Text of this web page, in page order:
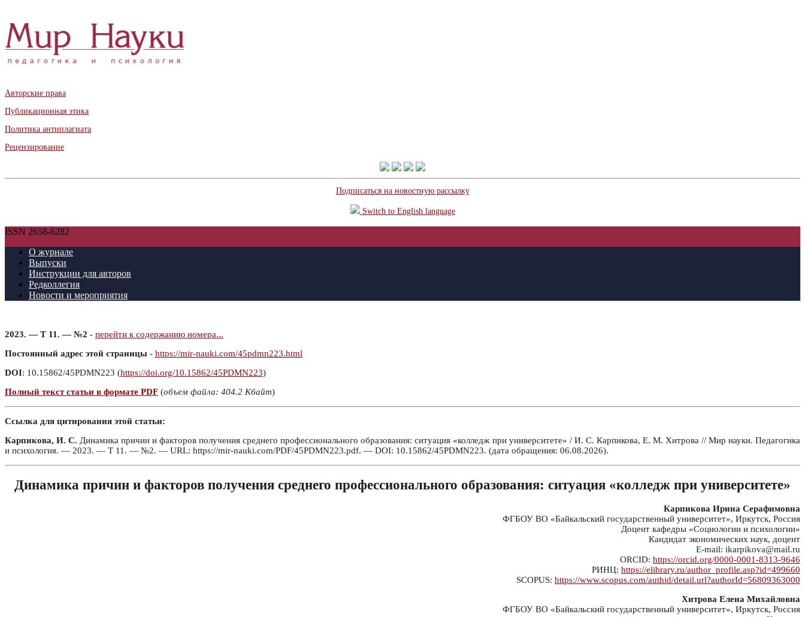
Авторские права
Публикационная этика
Политика антиплагиата
Рецензирование
Подписаться на новостную рассылку
Switch to English language
ISSN 2658-6282
О журнале
Выпуски
Инструкции для авторов
Редколлегия
Новости и мероприятия
2023. — Т 11. — №2 - перейти к содержанию номера...
Постоянный адрес этой страницы - https://mir-nauki.com/45pdmn223.html
DOI: 10.15862/45PDMN223 (https://doi.org/10.15862/45PDMN223)
Полный текст статьи в формате PDF (объем файла: 404.2 Кбайт)
Ссылка для цитирования этой статьи:
Карпикова, И. С. Динамика причин и факторов получения среднего профессионального образования: ситуация «колледж при университете» / И. С. Карпикова, Е. М. Хитрова // Мир науки. Педагогика
и психология. — 2023. — Т 11. — №2. — URL: https://mir-nauki.com/PDF/45PDMN223.pdf. — DOI: 10.15862/45PDMN223. (дата обращения: 06.08.2026).
Динамика причин и факторов получения среднего профессионального образования: ситуация «колледж при университете»
Карпикова Ирина Серафимовна
ФГБОУ ВО «Байкальский государственный университет», Иркутск, Россия
Доцент кафедры «Социологии и психологии»
Кандидат экономических наук, доцент
E-mail: ikarpikova@mail.ru
ORCID: https://orcid.org/0000-0001-8313-9646
РИНЦ: https://elibrary.ru/author_profile.asp?id=499660
SCOPUS: https://www.scopus.com/authid/detail.url?authorId=56809363000
Хитрова Елена Михайловна
ФГБОУ ВО «Байкальский государственный университет», Иркутск, Россия